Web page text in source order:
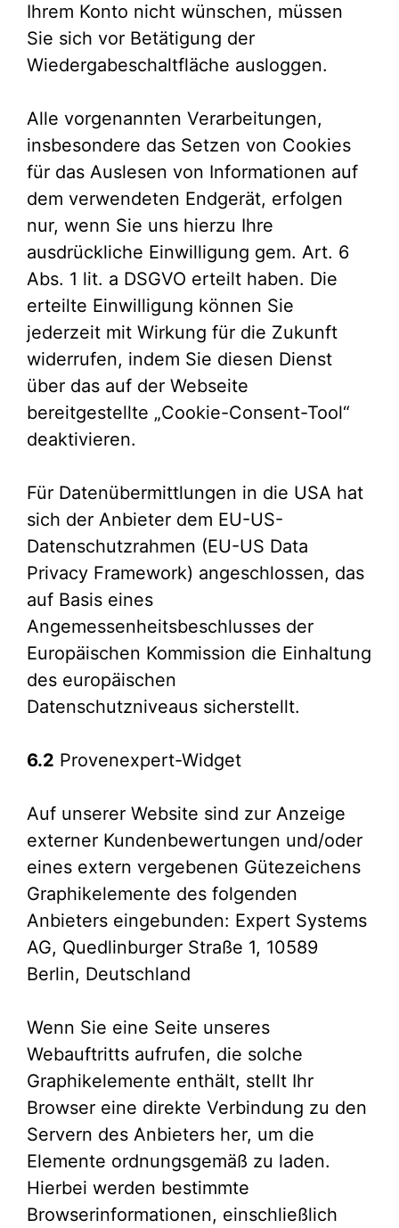
Ihrem Konto nicht wünschen, müssen
Sie sich vor Betätigung der
Wiedergabeschaltfläche ausloggen.
Alle vorgenannten Verarbeitungen,
insbesondere das Setzen von Cookies
für das Auslesen von Informationen auf
dem verwendeten Endgerät, erfolgen
nur, wenn Sie uns hierzu Ihre
ausdrückliche Einwilligung gem. Art. 6
Abs. 1 lit. a DSGVO erteilt haben. Die
erteilte Einwilligung können Sie
jederzeit mit Wirkung für die Zukunft
widerrufen, indem Sie diesen Dienst
über das auf der Webseite
bereitgestellte „Cookie-Consent-Tool“
deaktivieren.
Für Datenübermittlungen in die USA hat
sich der Anbieter dem EU-US-
Datenschutzrahmen (EU-US Data
Privacy Framework) angeschlossen, das
auf Basis eines
Angemessenheitsbeschlusses der
Europäischen Kommission die Einhaltung
des europäischen
Datenschutzniveaus sicherstellt.
6.2 Provenexpert-Widget
Auf unserer Website sind zur Anzeige
externer Kundenbewertungen und/oder
eines extern vergebenen Gütezeichens
Graphikelemente des folgenden
Anbieters eingebunden: Expert Systems
AG, Quedlinburger Straße 1, 10589
Berlin, Deutschland
Wenn Sie eine Seite unseres
Webauftritts aufrufen, die solche
Graphikelemente enthält, stellt Ihr
Browser eine direkte Verbindung zu den
Servern des Anbieters her, um die
Elemente ordnungsgemäß zu laden.
Hierbei werden bestimmte
Browserinformationen, einschließlich